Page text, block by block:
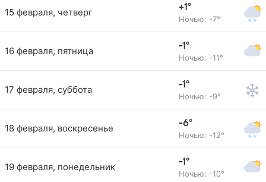
15 февраля, четверг +1°
Ночью: -7°
16 февраля, пятница -1°
Ночью: -11°
17 февраля, суббота -1°
Ночью: -9°
18 февраля, воскресенье -6°
Ночью: -12°
19 февраля, понедельник -1°
Ночью: -10°